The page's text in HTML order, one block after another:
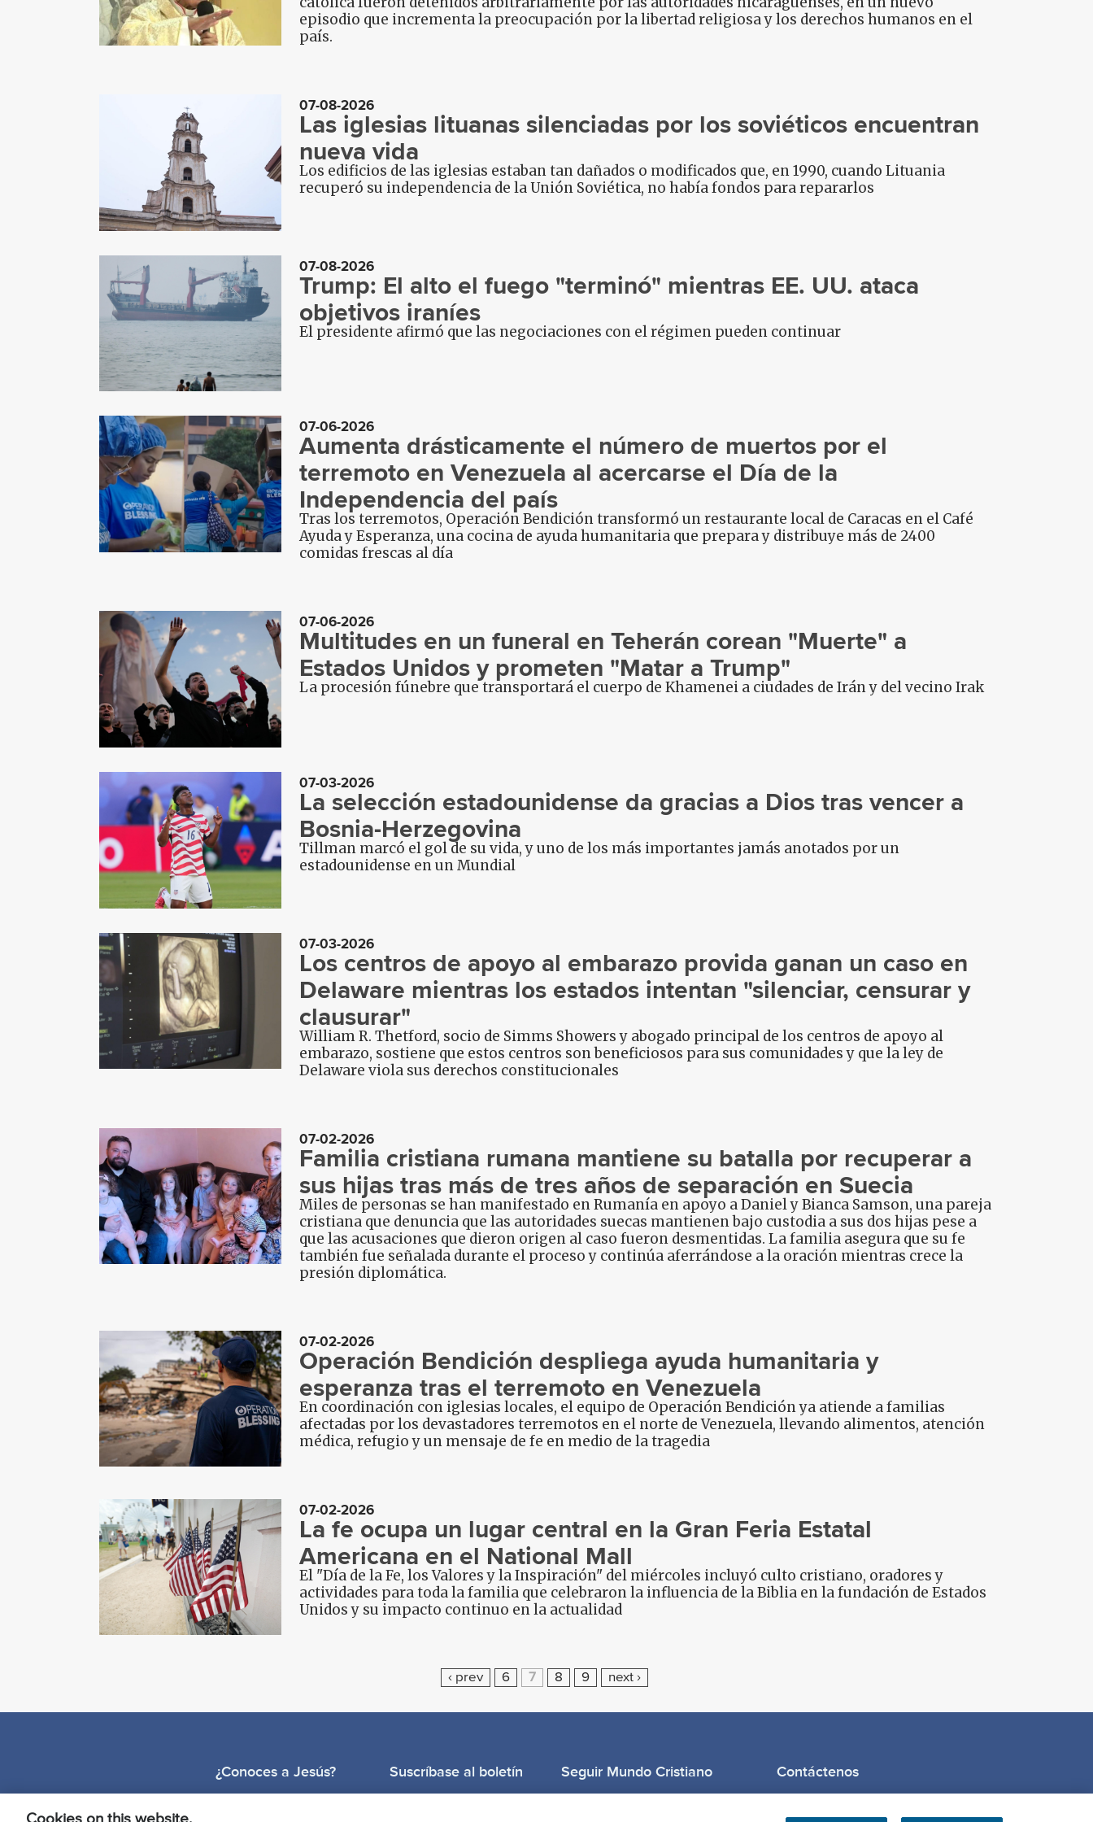
episodio que incrementa la preocupación por la libertad religiosa y los derechos humanos en el
país.
07-08-2026
Las iglesias lituanas silenciadas por los soviéticos encuentran
nueva vida
Los edificios de las iglesias estaban tan dañados o modificados que, en 1990, cuando Lituania
recuperó su independencia de la Unión Soviética, no había fondos para repararlos
07-08-2026
Trump: El alto el fuego "terminó" mientras EE. UU. ataca
objetivos iraníes
El presidente afirmó que las negociaciones con el régimen pueden continuar
07-06-2026
Aumenta drásticamente el número de muertos por el
terremoto en Venezuela al acercarse el Día de la
Independencia del país
Tras los terremotos, Operación Bendición transformó un restaurante local de Caracas en el Café
Ayuda y Esperanza, una cocina de ayuda humanitaria que prepara y distribuye más de 2400
comidas frescas al día
07-06-2026
Multitudes en un funeral en Teherán corean "Muerte" a
Estados Unidos y prometen "Matar a Trump"
La procesión fúnebre que transportará el cuerpo de Khamenei a ciudades de Irán y del vecino Irak
07-03-2026
La selección estadounidense da gracias a Dios tras vencer a
Bosnia-Herzegovina
Tillman marcó el gol de su vida, y uno de los más importantes jamás anotados por un
estadounidense en un Mundial
07-03-2026
Los centros de apoyo al embarazo provida ganan un caso en
Delaware mientras los estados intentan "silenciar, censurar y
clausurar"
William R. Thetford, socio de Simms Showers y abogado principal de los centros de apoyo al
embarazo, sostiene que estos centros son beneficiosos para sus comunidades y que la ley de
Delaware viola sus derechos constitucionales
07-02-2026
Familia cristiana rumana mantiene su batalla por recuperar a
sus hijas tras más de tres años de separación en Suecia
Miles de personas se han manifestado en Rumanía en apoyo a Daniel y Bianca Samson, una pareja
cristiana que denuncia que las autoridades suecas mantienen bajo custodia a sus dos hijas pese a
que las acusaciones que dieron origen al caso fueron desmentidas. La familia asegura que su fe
también fue señalada durante el proceso y continúa aferrándose a la oración mientras crece la
presión diplomática.
07-02-2026
Operación Bendición despliega ayuda humanitaria y
esperanza tras el terremoto en Venezuela
En coordinación con iglesias locales, el equipo de Operación Bendición ya atiende a familias
afectadas por los devastadores terremotos en el norte de Venezuela, llevando alimentos, atención
médica, refugio y un mensaje de fe en medio de la tragedia
07-02-2026
La fe ocupa un lugar central en la Gran Feria Estatal
Americana en el National Mall
El "Día de la Fe, los Valores y la Inspiración" del miércoles incluyó culto cristiano, oradores y
actividades para toda la familia que celebraron la influencia de la Biblia en la fundación de Estados
Unidos y su impacto continuo en la actualidad
‹ prev 6 7 8 9 next ›
¿Conoces a Jesús? Suscríbase al boletín Seguir Mundo Cristiano Contáctenos